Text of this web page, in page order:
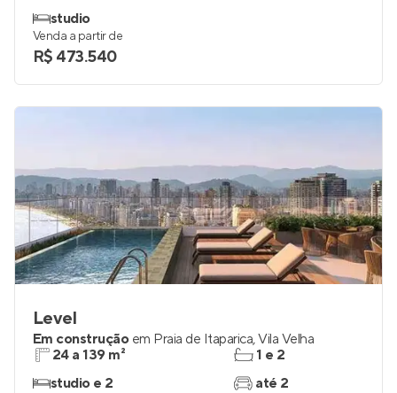
studio
Venda a partir de
R$ 473.540
Level
Em construção em Praia de Itaparica,Vila Velha
24 a 139 m²
studio e 2
1 e 2
até 2